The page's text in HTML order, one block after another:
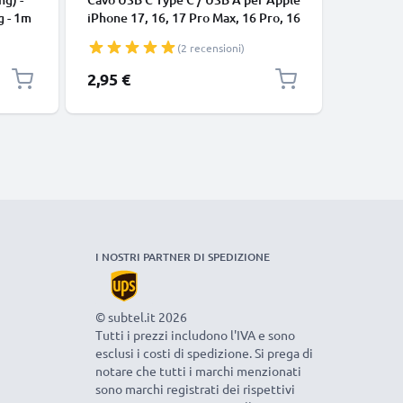
- 1m
iPhone 17, 16, 17 Pro Max, 16 Pro, 16
Samsung Galaxy S25 Ultra, S25
Google Pixel 10, 9a, 10 Pro, 10 Pro
XL Xiaomi 15 Ultra, Redmi Note 14
(2 recensioni)
2,95 €
I NOSTRI PARTNER DI SPEDIZIONE
© subtel.it 2026
Tutti i prezzi includono l'IVA e sono
esclusi i costi di spedizione. Si prega di
notare che tutti i marchi menzionati
sono marchi registrati dei rispettivi